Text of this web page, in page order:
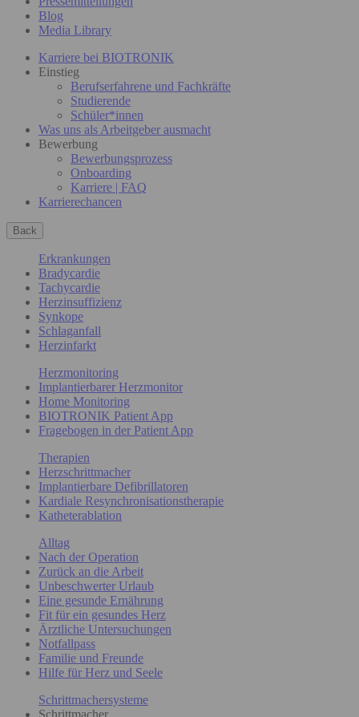
Blog
Media Library
Karriere bei BIOTRONIK
Einstieg
Berufserfahrene und Fachkräfte
Studierende
Schüler*innen
Was uns als Arbeitgeber ausmacht
Bewerbung
Bewerbungsprozess
Onboarding
Karriere | FAQ
Karrierechancen
Back
Erkrankungen
Bradycardie
Tachycardie
Herzinsuffizienz
Synkope
Schlaganfall
Herzinfarkt
Herzmonitoring
Implantierbarer Herzmonitor
Home Monitoring
BIOTRONIK Patient App
Fragebogen in der Patient App
Therapien
Herzschrittmacher
Implantierbare Defibrillatoren
Kardiale Resynchronisationstherapie
Katheterablation
Alltag
Nach der Operation
Zurück an die Arbeit
Unbeschwerter Urlaub
Eine gesunde Ernährung
Fit für ein gesundes Herz
Ärztliche Untersuchungen
Notfallpass
Familie und Freunde
Hilfe für Herz und Seele
Schrittmachersysteme
Schrittmacher